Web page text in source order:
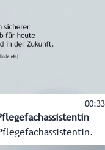
00:33